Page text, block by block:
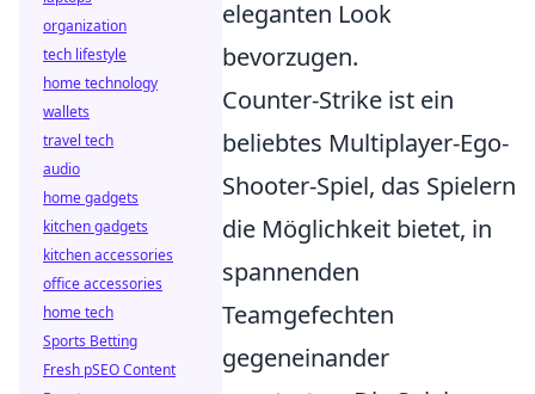
eleganten Look
bevorzugen.
Counter-Strike ist ein
beliebtes Multiplayer-Ego-
Shooter-Spiel, das Spielern
die Möglichkeit bietet, in
spannenden
Teamgefechten
gegeneinander
organization
tech lifestyle
home technology
wallets
travel tech
audio
home gadgets
kitchen gadgets
kitchen accessories
office accessories
home tech
Sports Betting
Fresh pSEO Content